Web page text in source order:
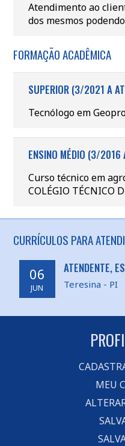
Atendimento ao
dos mesmos
FORMAÇÃO ACADÊMICA
SUPERIOR (3/2021 A
Tecnólogo em
ENSINO MÉDIO (3/
Curso técnico em
COLÉGIO TÉCNICO
CURRÍCULOS PARA
06
JUN
ATENDENTE,
Teresina - PI
MEU